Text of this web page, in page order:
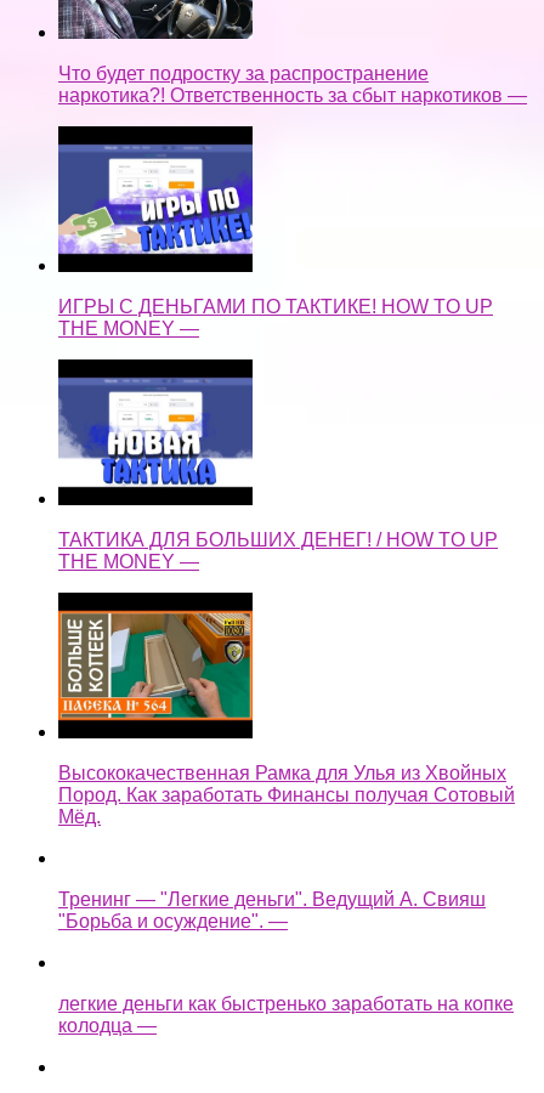
Что будет подростку за распространение
наркотика?! Ответственность за сбыт наркотиков —
ИГРЫ С ДЕНЬГАМИ ПО ТАКТИКЕ! HOW TO UP
THE MONEY —
ТАКТИКА ДЛЯ БОЛЬШИХ ДЕНЕГ! / HOW TO UP
THE MONEY —
Высококачественная Рамка для Улья из Хвойных
Пород. Как заработать Финансы получая Сотовый
Мёд.
Тренинг — "Легкие деньги". Ведущий А. Свияш
"Борьба и осуждение". —
легкие деньги как быстренько заработать на копке
колодца —